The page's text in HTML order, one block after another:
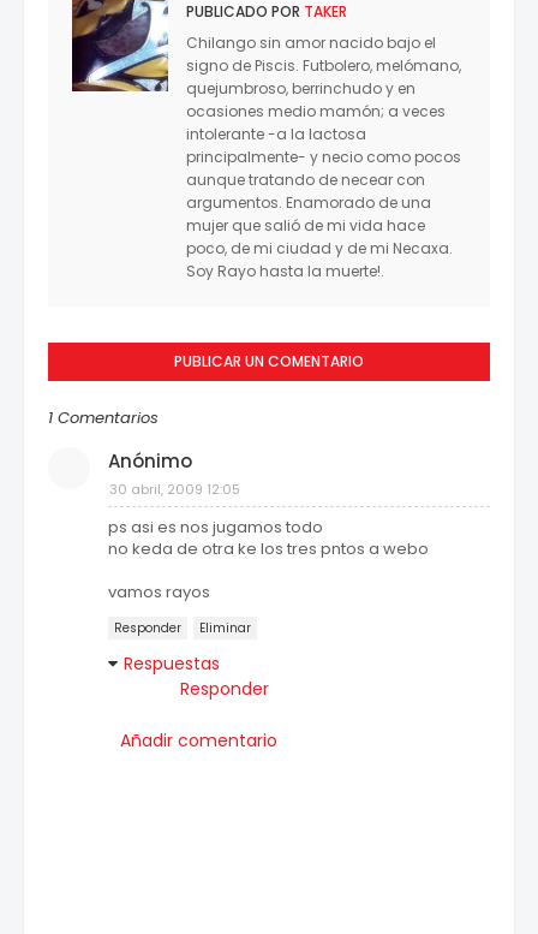
PUBLICADO POR TAKER
Chilango sin amor nacido bajo el
signo de Piscis. Futbolero, melómano,
quejumbroso, berrinchudo y en
ocasiones medio mamón; a veces
intolerante -a la lactosa
principalmente- y necio como pocos
aunque tratando de necear con
argumentos. Enamorado de una
mujer que salió de mi vida hace
poco, de mi ciudad y de mi Necaxa.
Soy Rayo hasta la muerte!.
PUBLICAR UN COMENTARIO
1 Comentarios
Anónimo
30 abril, 2009 12:05
ps asi es nos jugamos todo
no keda de otra ke los tres pntos a webo
vamos rayos
Responder Eliminar
Respuestas
Responder
Añadir comentario